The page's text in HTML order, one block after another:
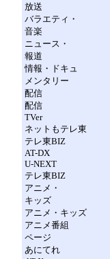
放送
バラエティ・
音楽
ニュース・
報道
情報・ドキュ
メンタリー
配信
配信
TVer
ネットもテレ東
テレ東BIZ
AT-DX
U-NEXT
テレ東BIZ
アニメ・
キッズ
アニメ・キッズ
アニメ番組
ページ
あにてれ